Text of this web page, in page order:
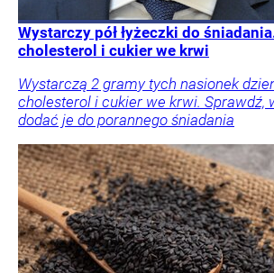
Wystarczy pół łyżeczki do
cholesterol i cukier we krwi
Wystarczą 2 gramy tych nasionek
cholesterol i cukier we krwi. Sprawdź,
dodać je do porannego śniadania